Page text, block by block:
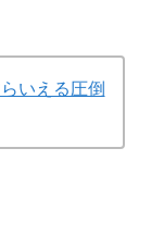
いえる圧倒